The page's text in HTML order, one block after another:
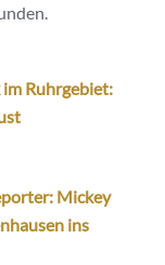
im Ruhrgebiet:
Mickey
ins